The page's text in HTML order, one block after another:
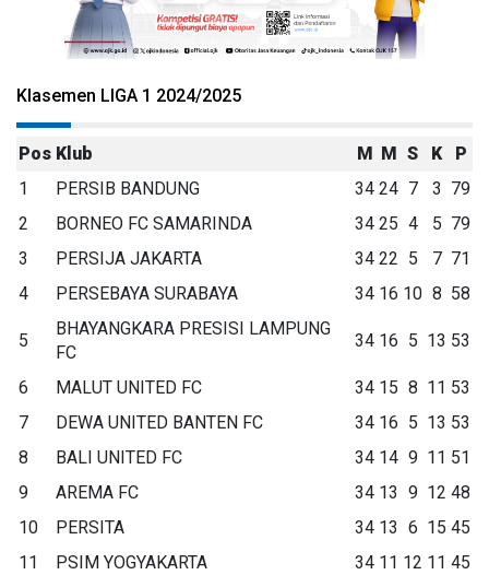
Klasemen LIGA 1 2024/2025
Pos Klub M M S K
P
1
PERSIB BANDUNG 34 24 7 3 79
2
BORNEO FC SAMARINDA 34 25 4 5 79
3
PERSIJA JAKARTA 34 22 5 7 71
4
PERSEBAYA SURABAYA 34 16 10 8 58
5
BHAYANGKARA PRESISI LAMPUNG
FC
34 16 5 13 53
6 MALUT UNITED FC 34 15 8 11 53
7
DEWA UNITED BANTEN FC 34 16 5 13 53
8
BALI UNITED FC 34 14 9 11 51
9
AREMA FC 34 13 9 12 48
10
PERSITA 34 13 6 15 45
11
PSIM YOGYAKARTA 34 11 12 11 45